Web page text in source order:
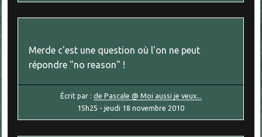
Merde c'est une question où l'on ne peut
répondre "no reason" !
Écrit par : de Pascale @ Moi aussi je veux...
15h25 -jeudi 18 novembre 2010